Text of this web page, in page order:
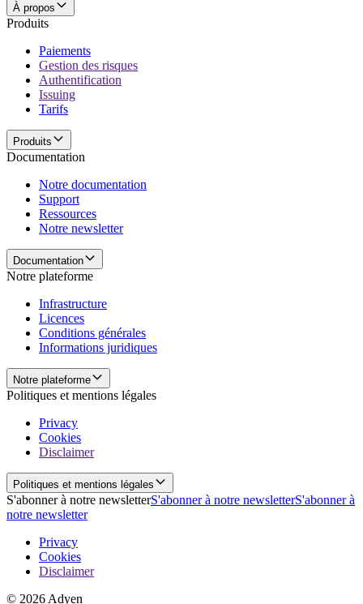
À propos
Produits
Paiements
Gestion des risques
Authentification
Issuing
Tarifs
Produits
Documentation
Notre documentation
Support
Ressources
Notre newsletter
Documentation
Notre plateforme
Infrastructure
Licences
Conditions générales
Informations juridiques
Notre plateforme
Politiques et mentions légales
Privacy
Cookies
Disclaimer
Politiques et mentions légales
S'abonner à notre newsletterS'abonner à notre newsletterS'abonner à
notre newsletter
Privacy
Cookies
Disclaimer
© 2026 Adyen